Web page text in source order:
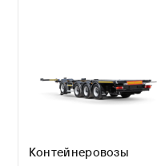
Контейнеровозы